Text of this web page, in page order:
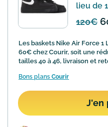
lieu de
120€
Les baskets Nike Air Force 1
60€ chez Courir, soit une
tailles 40 à 46, livraison et
Bons plans Courir
J'en